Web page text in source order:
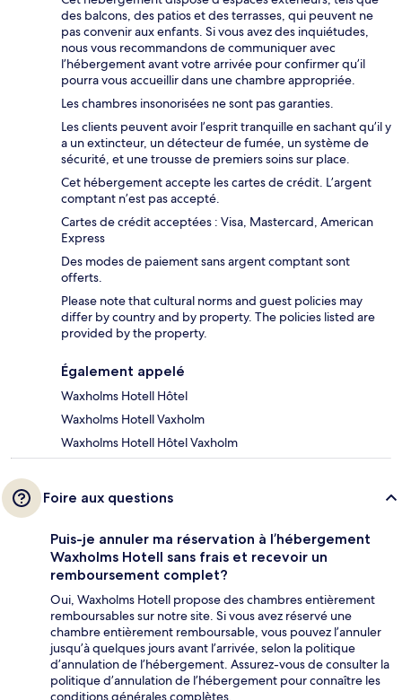
des balcons, des patios et des terrasses, qui peuvent ne
pas convenir aux enfants. Si vous avez des inquiétudes,
nous vous recommandons de communiquer avec
l’hébergement avant votre arrivée pour confirmer qu’il
pourra vous accueillir dans une chambre appropriée.
Les chambres insonorisées ne sont pas garanties.
Les clients peuvent avoir l’esprit tranquille en sachant qu’il y
a un extincteur, un détecteur de fumée, un système de
sécurité, et une trousse de premiers soins sur place.
Cet hébergement accepte les cartes de crédit. L’argent
comptant n’est pas accepté.
Cartes de crédit acceptées : Visa, Mastercard, American
Express
Des modes de paiement sans argent comptant sont
offerts.
Please note that cultural norms and guest policies may
differ by country and by property. The policies listed are
provided by the property.
Également appelé
Waxholms Hotell Hôtel
Waxholms Hotell Vaxholm
Waxholms Hotell Hôtel Vaxholm
Foire aux questions
Puis-je annuler ma réservation à l’hébergement
Waxholms Hotell sans frais et recevoir un
remboursement complet?
Oui, Waxholms Hotell propose des chambres entièrement
remboursables sur notre site. Si vous avez réservé une
chambre entièrement remboursable, vous pouvez l’annuler
jusqu’à quelques jours avant l’arrivée, selon la politique
d’annulation de l’hébergement. Assurez-vous de consulter la
politique d’annulation de l’hébergement pour connaître les
conditions générales complètes.